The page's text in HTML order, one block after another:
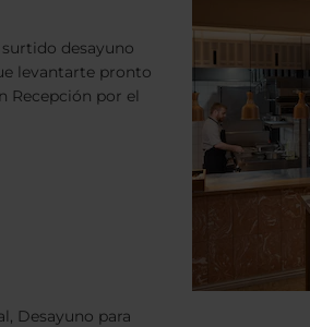
desayuno
levantarte pronto
Recepción por el
Desayuno para